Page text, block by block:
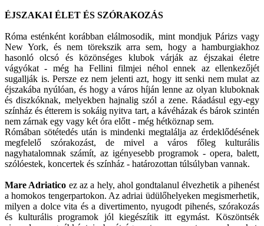
ÉJSZAKAI ÉLET ÉS SZÓRAKOZÁS
Róma esténként korábban elálmosodik, mint mondjuk Párizs vagy
New York, és nem törekszik arra sem, hogy a hamburgiakhoz
hasonló olcsó és közönséges klubok várják az éjszakai életre
vágyókat - még ha Fellini filmjei néhol ennek az ellenkezőjét
sugallják is. Persze ez nem jelenti azt, hogy itt senki nem mulat az
éjszakába nyúlóan, és hogy a város híján lenne az olyan kluboknak
és diszkóknak, melyekben hajnalig szól a zene. Ráadásul egy-egy
színház és étterem is sokáig nyitva tart, a kávéházak és bárok szintén
nem zárnak egy vagy két óra előtt - még hétköznap sem.
Rómában sötétedés után is mindenki megtalálja az érdeklődésének
megfelelő szórakozást, de mivel a város főleg kulturális
nagyhatalomnak számít, az igényesebb programok - opera, balett,
szólóestek, koncertek és színház - határozottan túlsúlyban vannak.
Mare Adriatico ez az a hely, ahol gondtalanul élvezhetik a pihenést
a homokos tengerpartokon. Az adriai üdülőhelyeken megismerhetik,
milyen a dolce vita és a divertimento, nyugodt pihenés, szórakozás
és kulturális programok jól kiegészítik itt egymást. Köszöntsék